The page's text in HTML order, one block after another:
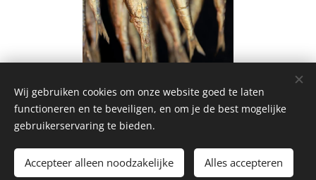
Homemade Homegrown by Bianca ©2026
Cookies
Wij gebruiken cookies om onze website goed te laten
functioneren en te beveiligen, en om je de best mogelijke
gebruikerservaring te bieden.
Accepteer alleen noodzakelijke Alles accepteren